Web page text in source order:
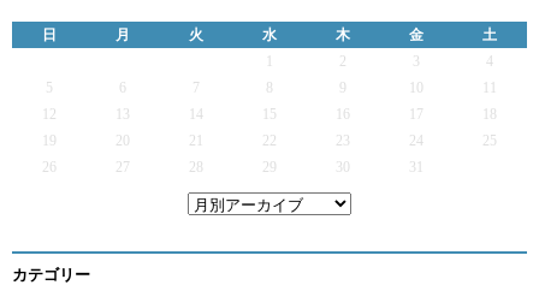
日 月 火 水 木 金
土
2 3
4
5
6 7 9
12
13 14 15 16 17
19
20 21 22 23 24
25
26
27 28 29 30 31
カテゴリー